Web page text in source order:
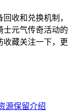
收和兑换机制，
士元气传奇活动的
收藏关注一下，更